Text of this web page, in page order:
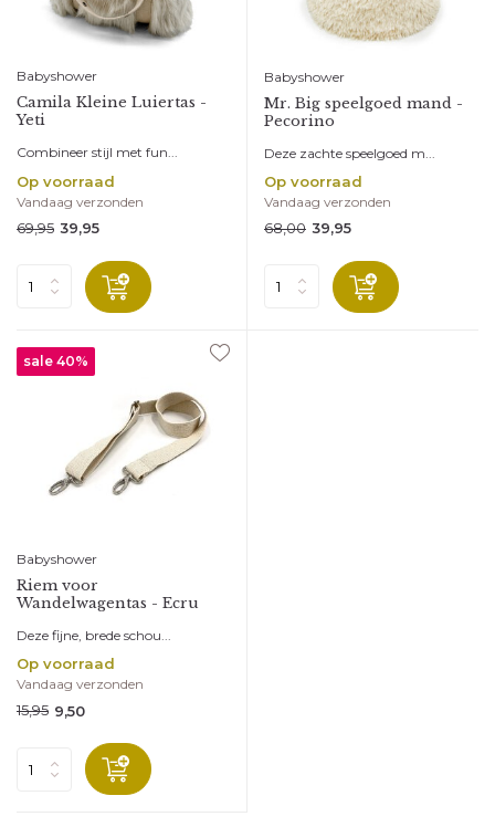
Babyshower
Camila Kleine Luiertas -
Yeti
Combineer stijl met fun...
Op voorraad
Vandaag verzonden
69,95 39,95
Babyshower
Mr. Big speelgoed mand -
Pecorino
Deze zachte speelgoed m...
Op voorraad
Vandaag verzonden
68,00 39,95
sale 40%
Babyshower
Riem voor
Wandelwagentas - Ecru
Deze fijne, brede schou...
Op voorraad
Vandaag verzonden
15,95 9,50